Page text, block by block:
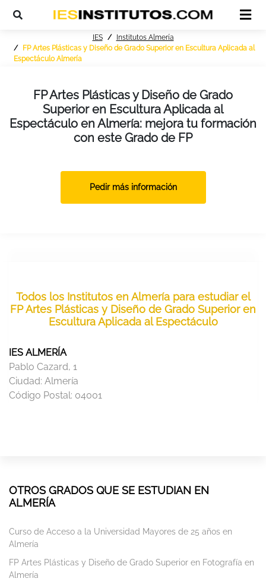
IES
Institutos Almería
FP Artes Plásticas y Diseño de Grado Superior en Escultura Aplicada al
Espectáculo Almería
FP Artes Plásticas y Diseño de Grado
Superior en Escultura Aplicada al
Espectáculo en Almería: mejora tu formación
con este Grado de FP
Pedir más información
Todos los Institutos en Almería para estudiar el
FP Artes Plásticas y Diseño de Grado Superior en
Escultura Aplicada al Espectáculo
IES ALMERÍA
Pablo Cazard, 1
Ciudad: Almería
Código Postal: 04001
OTROS GRADOS QUE SE ESTUDIAN EN
ALMERÍA
Curso de Acceso a la Universidad Mayores de 25 años en
Almería
FP Artes Plásticas y Diseño de Grado Superior en Fotografía en
Almería